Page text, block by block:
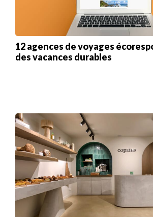
12 agences de voyages
des vacances durables